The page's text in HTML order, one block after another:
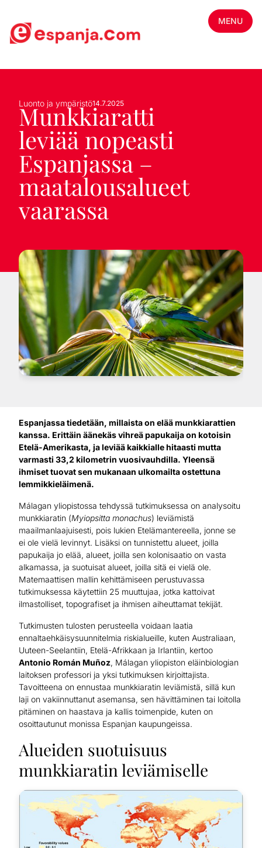
MENU
Luonto ja ympäristö14.7.2025
Munkkiaratti
leviää nopeasti
Espanjassa –
maatalousalueet
vaarassa
Espanjassa tiedetään, millaista on elää munkkiarattien
kanssa. Erittäin äänekäs vihreä papukaija on kotoisin
Etelä-Amerikasta, ja leviää kaikkialle hitaasti mutta
varmasti 33,2 kilometrin vuosivauhdilla. Yleensä
ihmiset tuovat sen mukanaan ulkomailta ostettuna
lemmikkieläimenä.
Málagan yliopistossa tehdyssä tutkimuksessa on analysoitu
munkkiaratin (Myiopsitta monachus) leviämistä
maailmanlaajuisesti, pois lukien Etelämantereella, jonne se
ei ole vielä levinnyt. Lisäksi on tunnistettu alueet, joilla
papukaija jo elää, alueet, joilla sen kolonisaatio on vasta
alkamassa, ja suotuisat alueet, joilla sitä ei vielä ole.
Matemaattisen mallin kehittämiseen perustuvassa
tutkimuksessa käytettiin 25 muuttujaa, jotka kattoivat
ilmastolliset, topografiset ja ihmisen aiheuttamat tekijät.
Tutkimusten tulosten perusteella voidaan laatia
ennaltaehkäisysuunnitelmia riskialueille, kuten Australiaan,
Uuteen-Seelantiin, Etelä-Afrikkaan ja Irlantiin, kertoo
Antonio Román Muñoz, Málagan yliopiston eläinbiologian
laitoksen professori ja yksi tutkimuksen kirjoittajista.
Tavoitteena on ennustaa munkkiaratin leviämistä, sillä kun
laji on vakiinnuttanut asemansa, sen hävittäminen tai loitolla
pitäminen on haastava ja kallis toimenpide, kuten on
osoittautunut monissa Espanjan kaupungeissa.
Alueiden suotuisuus
munkkiaratin leviämiselle